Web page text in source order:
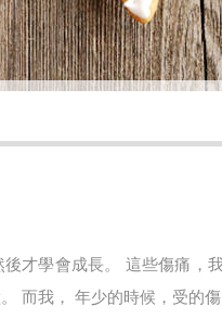
才學會成長。 這些傷痛，
而我， 年少的時候，受的